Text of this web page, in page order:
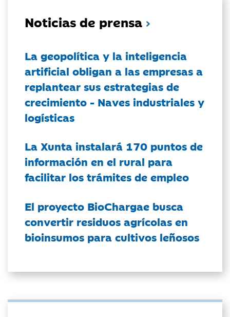
Noticias de prensa
La geopolítica y la inteligencia
artificial obligan a las empresas a
replantear sus estrategias de
crecimiento - Naves industriales y
logísticas
La Xunta instalará 170 puntos de
información en el rural para
facilitar los trámites de empleo
El proyecto BioChargae busca
convertir residuos agrícolas en
bioinsumos para cultivos leñosos